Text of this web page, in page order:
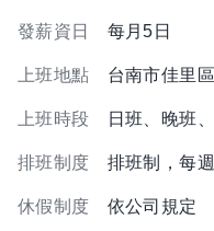
發薪資日 每月5日
上班地點 台南市佳里
上班時段 日班、晚班
排班制度 排班制，每
休假制度 依公司規定